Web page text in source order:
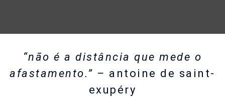
“não é a distância que mede o
afastamento.” – antoine de saint-
exupéry